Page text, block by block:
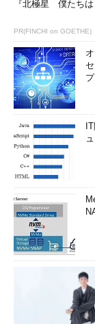
『北極星 僕たちは
PR(FINCHI on GOETHE)